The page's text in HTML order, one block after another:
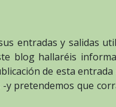
entradas y salidas
blog hallaréis
de esta entrada
y pretendemos que